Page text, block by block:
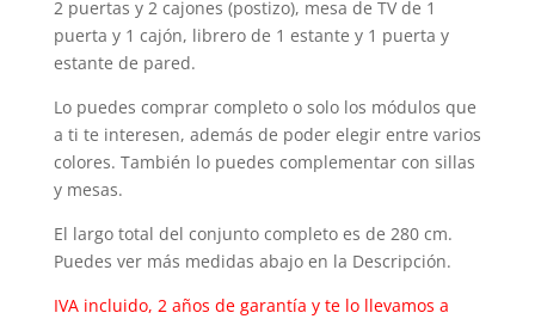
2 puertas y 2 cajones (postizo), mesa de TV de 1
puerta y 1 cajón, librero de 1 estante y 1 puerta y
estante de pared.
Lo puedes comprar completo o solo los módulos que
a ti te interesen, además de poder elegir entre varios
colores. También lo puedes complementar con sillas
y mesas.
El largo total del conjunto completo es de 280 cm.
Puedes ver más medidas abajo en la Descripción.
IVA incluido, 2 años de garantía y te lo llevamos a